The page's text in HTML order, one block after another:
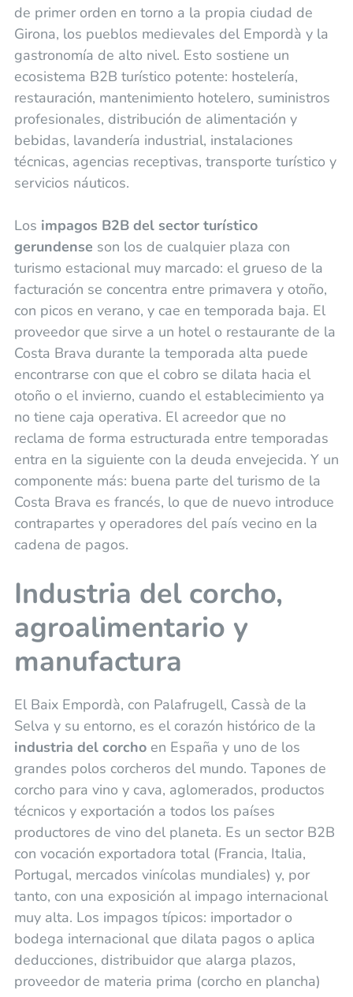
de primer orden en torno a la propia ciudad de
Girona, los pueblos medievales del Empordà y la
gastronomía de alto nivel. Esto sostiene un
ecosistema B2B turístico potente: hostelería,
restauración, mantenimiento hotelero, suministros
profesionales, distribución de alimentación y
bebidas, lavandería industrial, instalaciones
técnicas, agencias receptivas, transporte turístico y
servicios náuticos.
Los impagos B2B del sector turístico
gerundense son los de cualquier plaza con
turismo estacional muy marcado: el grueso de la
facturación se concentra entre primavera y otoño,
con picos en verano, y cae en temporada baja. El
proveedor que sirve a un hotel o restaurante de la
Costa Brava durante la temporada alta puede
encontrarse con que el cobro se dilata hacia el
otoño o el invierno, cuando el establecimiento ya
no tiene caja operativa. El acreedor que no
reclama de forma estructurada entre temporadas
entra en la siguiente con la deuda envejecida. Y un
componente más: buena parte del turismo de la
Costa Brava es francés, lo que de nuevo introduce
contrapartes y operadores del país vecino en la
cadena de pagos.
Industria del corcho,
agroalimentario y
manufactura
El Baix Empordà, con Palafrugell, Cassà de la
Selva y su entorno, es el corazón histórico de la
industria del corchoen España y uno de los
grandes polos corcheros del mundo. Tapones de
corcho para vino y cava, aglomerados, productos
técnicos y exportación a todos los países
productores de vino del planeta. Es un sector B2B
con vocación exportadora total (Francia, Italia,
Portugal, mercados vinícolas mundiales) y, por
tanto, con una exposición al impago internacional
muy alta. Los impagos típicos: importador o
bodega internacional que dilata pagos o aplica
deducciones, distribuidor que alarga plazos,
proveedor de materia prima (corcho en plancha)